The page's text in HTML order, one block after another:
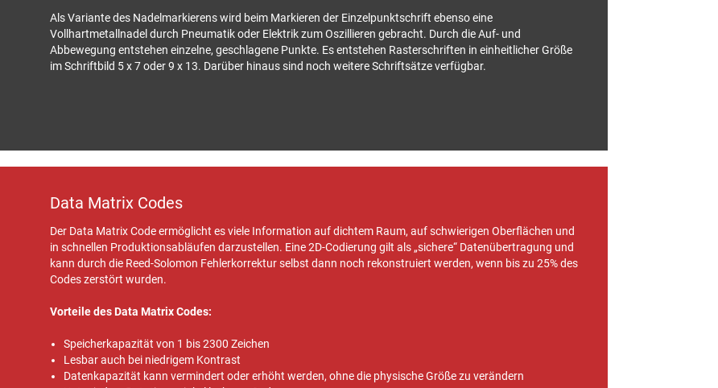
Als Variante des Nadelmarkierens wird beim Markieren der Einzelpunktschrift ebenso eine
Vollhartmetallnadel durch Pneumatik oder Elektrik zum Oszillieren gebracht. Durch die Auf- und
Abbewegung entstehen einzelne, geschlagene Punkte. Es entstehen Rasterschriften in einheitlicher Größe
im Schriftbild 5 x 7 oder 9 x 13. Darüber hinaus sind noch weitere Schriftsätze verfügbar.
Data Matrix Codes
Der Data Matrix Code ermöglicht es viele Information auf dichtem Raum, auf schwierigen Oberflächen und
in schnellen Produktionsabläufen darzustellen. Eine 2D-Codierung gilt als „sichere“ Datenübertragung und
kann durch die Reed-Solomon Fehlerkorrektur selbst dann noch rekonstruiert werden, wenn bis zu 25% des
Codes zerstört wurden.
Vorteile des Data Matrix Codes:
Speicherkapazität von 1 bis 2300 Zeichen
Lesbar auch bei niedrigem Kontrast
Datenkapazität kann vermindert oder erhöht werden, ohne die physische Größe zu verändern